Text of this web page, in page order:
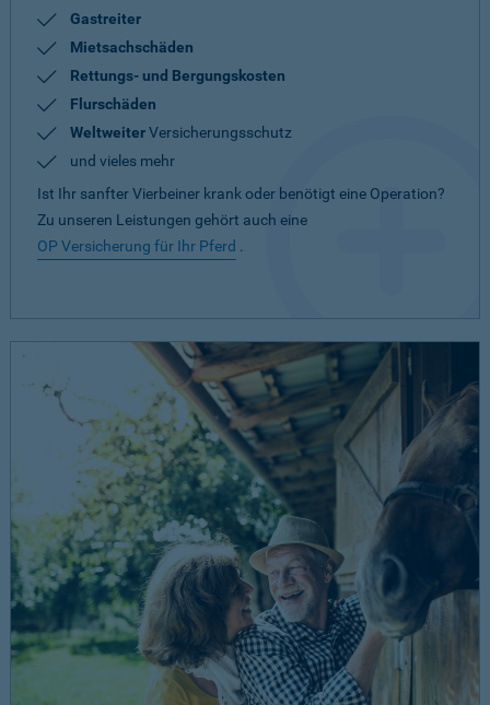
Gastreiter
Mietsachschäden
Rettungs- und Bergungskosten
Flurschäden
WeltweiterVersicherungsschutz
und vieles mehr
Ist Ihr sanfter Vierbeiner krank oder benötigt eine Operation?
Zu unseren Leistungen gehört auch eine
OP Versicherung für Ihr Pferd .